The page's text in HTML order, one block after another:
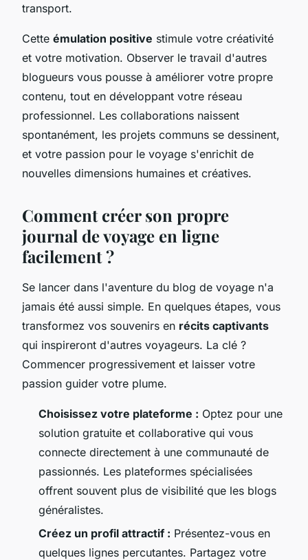
transport.
Cette émulation positive stimule votre créativité
et votre motivation. Observer le travail d'autres
blogueurs vous pousse à améliorer votre propre
contenu, tout en développant votre réseau
professionnel. Les collaborations naissent
spontanément, les projets communs se dessinent,
et votre passion pour le voyage s'enrichit de
nouvelles dimensions humaines et créatives.
Comment créer son propre
journal de voyage en ligne
facilement ?
Se lancer dans l'aventure du blog de voyage n'a
jamais été aussi simple. En quelques étapes, vous
transformez vos souvenirs en récits captivants
qui inspireront d'autres voyageurs. La clé ?
Commencer progressivement et laisser votre
passion guider votre plume.
Choisissez votre plateforme : Optez pour une
solution gratuite et collaborative qui vous
connecte directement à une communauté de
passionnés. Les plateformes spécialisées
offrent souvent plus de visibilité que les blogs
généralistes.
Créez un profil attractif : Présentez-vous en
quelques lignes percutantes. Partagez votre